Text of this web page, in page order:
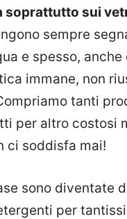
soprattutto sui
sempre
e spesso,
immane, non
tanti
per altro costosi
ci soddisfa mai!
sono diventate
per